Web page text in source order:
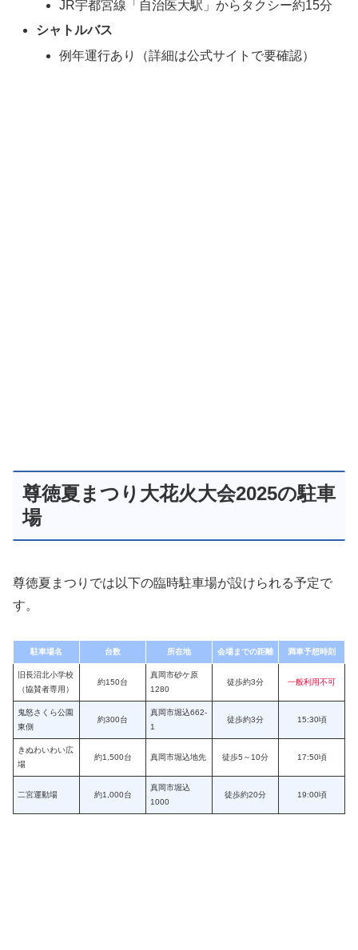
JR宇都宮線「自治医大駅」からタクシー約15分
シャトルバス
例年運行あり（詳細は公式サイトで要確認）
尊徳夏まつり大花火大会2025の駐車
場
尊徳夏まつりでは以下の臨時駐車場が設けられる予定で
す。
駐車場名 台数 所在地 会場までの距離 満車予想時刻
旧長沼北小学校
（協賛者専用）
約150台
真岡市砂ケ原
1280
徒歩約3分 一般利用不可
鬼怒さくら公園
東側
約300台
真岡市堀込662-
1
徒歩約3分 15:30頃
きぬわいわい広
場
約1,500台 真岡市堀込地先 徒歩5～10分 17:50頃
二宮運動場 約1,000台
真岡市堀込
1000
徒歩約20分 19:00頃